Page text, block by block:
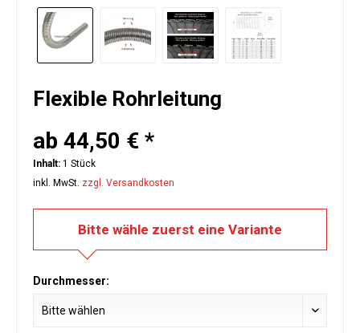
Flexible Rohrleitung
ab 44,50 € *
Inhalt: 1 Stück
inkl. MwSt. zzgl. Versandkosten
Bitte wähle zuerst eine Variante
Durchmesser: